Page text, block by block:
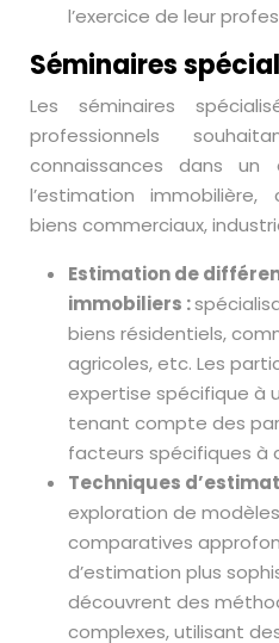
l’exercice de leur
Séminaires
Les séminaires
professionnels
connaissances dans un
l’estimation
biens commerciaux,
Estimation de
immobiliers :
biens résidentiels,
agricoles, etc. Les
expertise spécifique à
tenant compte des
facteurs spécifiques à
Techniques
exploration de
comparatives
d’estimation plus
découvrent des
complexes, utilisant